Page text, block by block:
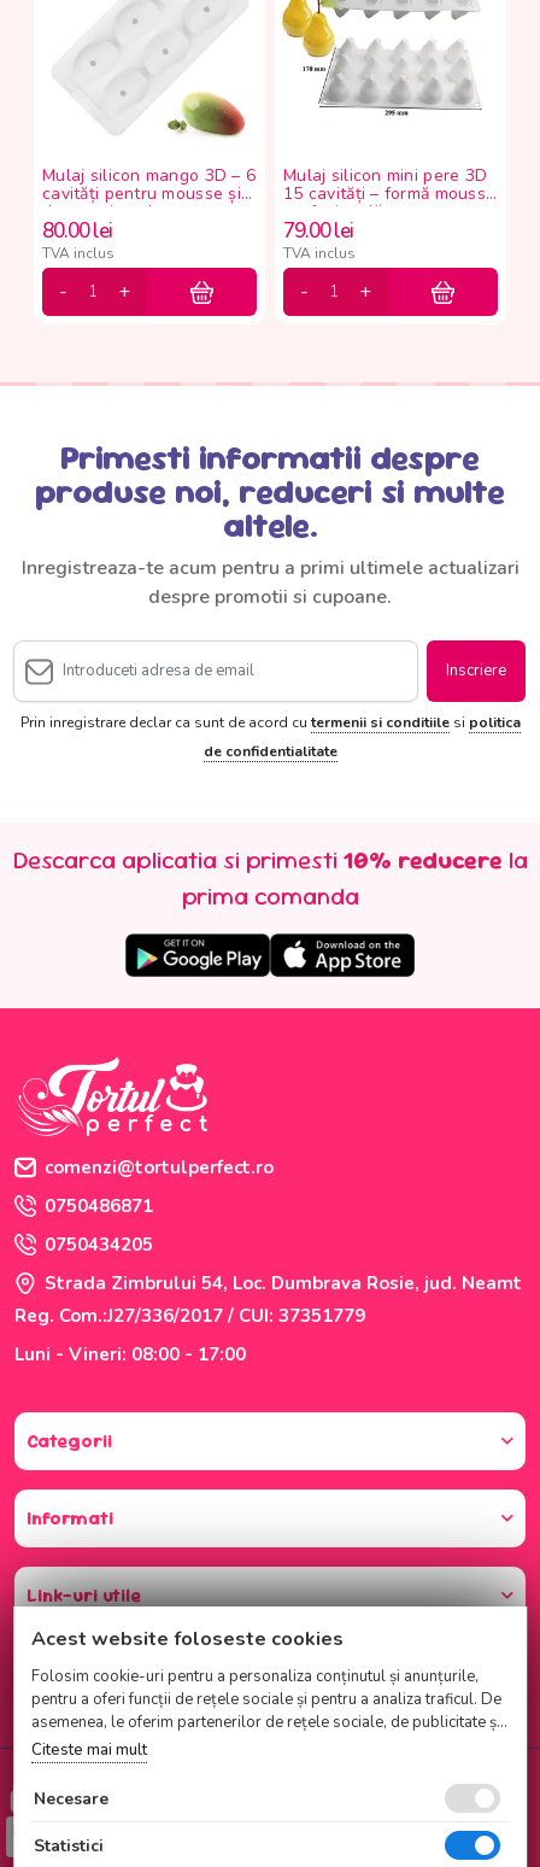
Mulaj silicon mango 3D – 6
cavități pentru mousse și
deserturi moderne
80.00lei
TVA inclus
Mulaj silicon mini pere 3D
15 cavități – formă mousse
profesională
79.00lei
TVA inclus
Primesti informatii despre
produse noi, reduceri si multe
altele.
Inregistreaza-te acum pentru a primi ultimele actualizari
despre promotii si cupoane.
Inscriere
Prin inregistrare declar ca sunt de acord cutermenii si conditiilesi politica
de confidentialitate
Descarca aplicatia si primesti 10% reducere la
prima comanda
comenzi@tortulperfect.ro
0750486871
0750434205
Strada Zimbrului 54, Loc. Dumbrava Rosie, jud. Neamt
Reg. Com.:J27/336/2017 / CUI: 37351779
Luni - Vineri: 08:00 - 17:00
Categorii
Informati
Link-uri utile
Checkout securizat de Netopia
Acest website foloseste cookies
Folosim cookie-uri pentru a personaliza conținutul și anunțurile,
pentru a oferi funcții de rețele sociale și pentru a analiza traficul. De
asemenea, le oferim partenerilor de rețele sociale, de publicitate și
de analize informații cu privire la modul în care folosiți site-ul
nostru. Aceștia le pot combina cu alte informații oferite de dvs. sau
culese în urma folosirii serviciilor lor.
Citeste mai mult
Necesare
Statistici